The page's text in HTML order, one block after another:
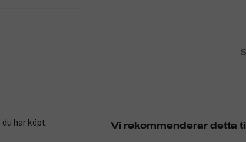
Vi rekommenderar detta
har köpt.